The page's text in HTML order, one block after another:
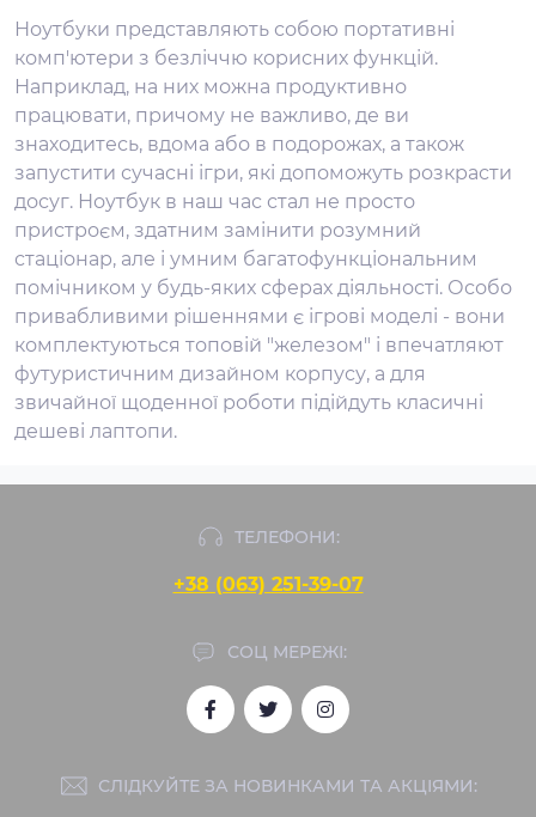
Ноутбуки представляють собою портативні
комп'ютери з безліччю корисних функцій.
Наприклад, на них можна продуктивно
працювати, причому не важливо, де ви
знаходитесь, вдома або в подорожах, а також
запустити сучасні ігри, які допоможуть розкрасти
досуг. Ноутбук в наш час стал не просто
пристроєм, здатним замінити розумний
стаціонар, але і умним багатофункціональним
помічником у будь-яких сферах діяльності. Особо
привабливими рішеннями є ігрові моделі - вони
комплектуються топовій "железом" і впечатляют
футуристичним дизайном корпусу, а для
звичайної щоденної роботи підійдуть класичні
дешеві лаптопи.
ТЕЛЕФОНИ:
+38 (063) 251-39-07
СОЦ МЕРЕЖІ:
СЛІДКУЙТЕ ЗА НОВИНКАМИ ТА АКЦІЯМИ: